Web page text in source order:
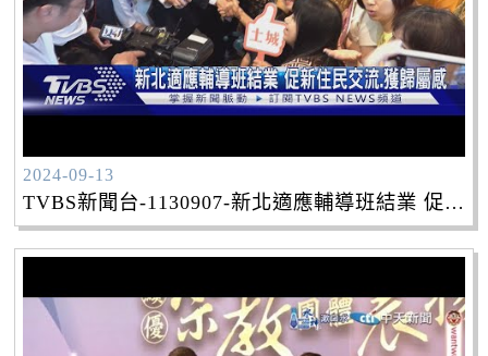
2024-09-13
TVBS新聞台-1130907-新北適應輔導班結業 促新住民交流.獲歸屬感